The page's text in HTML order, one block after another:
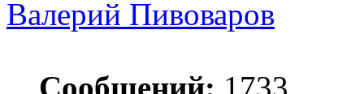
Валерий Пивоваров